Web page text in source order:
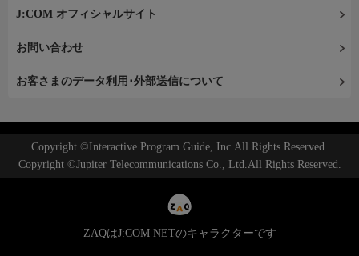
J:COM オフィシャルサイト
お問い合わせ
お客さまのデータ利用･外部送信について
Copyright ©Interactive Program Guide, Inc.All Rights Reserved.
Copyright ©Jupiter Telecommunications Co., Ltd.All Rights Reserved.
ZAQはJ:COM NETのキャラクターです